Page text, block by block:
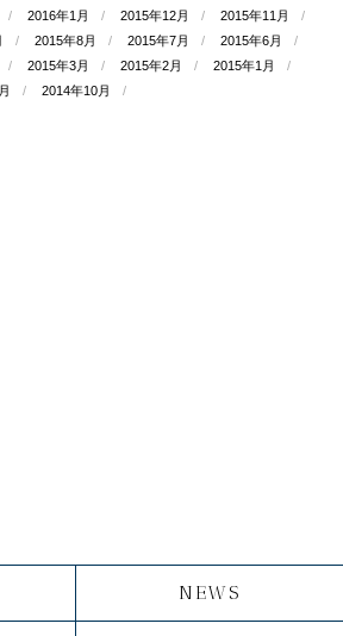
2016年1月 2015年12月
2015年11月
2015年8月 2015年7月
2015年6月
2015年3月 2015年2月
2015年1月
2014年10月
NEWS